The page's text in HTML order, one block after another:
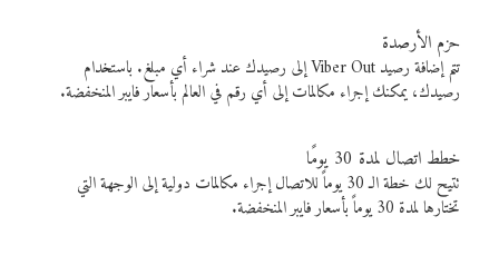
حزم الأرصدة
تتم إضافة رصيد Viber Out إلى رصيدك عند شراء أي مبلغ. باستخدام
رصيدك، يمكنك إجراء مكالمات إلى أي رقم في العالم بأسعار فايبر المنخفضة.
خطط اتصال لمدة 30 يومًا
تتيح لك خطة الـ 30 يوماً للاتصال إجراء مكالمات دولية إلى الوجهة التي
تختارها لمدة 30 يوماً بأسعار فايبر المنخفضة.